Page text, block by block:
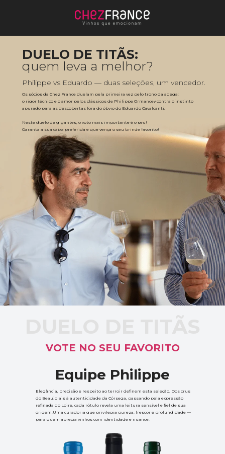
DUELO DE TITÃS:
quem leva a melhor?
Philippe vs Eduardo — duas seleções, um vencedor.
Os sócios da Chez France duelam pela primeira vez pelo trono da adega:
o rigor técnico e o amor pelos clássicos de Philippe Ormancey contra o instinto
apurado para as descobertas fora do óbvio do Eduardo Cavalcanti.
Neste duelo de gigantes, o voto mais importante é o seu!
Garanta a sua caixa preferida e que vença o seu brinde favorito!
VOTE NO SEU FAVORITO
Equipe Philippe
Elegância, precisão e respeito ao terroir definem esta seleção. Dos crus
do Beaujolais à autenticidade da Córsega, passando pela expressão
refinada do Loire, cada rótulo revela uma leitura sensível e fiel de sua
origem.Uma curadoria que privilegia pureza, frescor e profundidade —
para quem aprecia vinhos com identidade e nuance.